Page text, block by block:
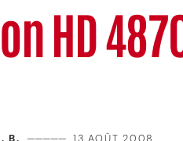
HD
B. ————— 13 AOÛT 2008